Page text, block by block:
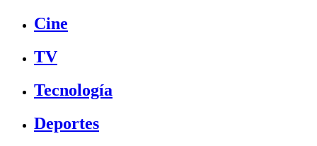
Cine
TV
Tecnología
Deportes